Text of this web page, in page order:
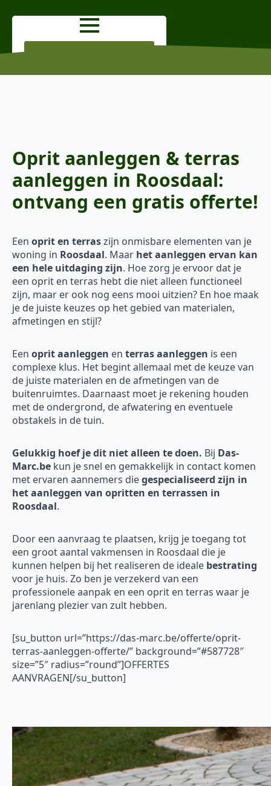
Oprit aanleggen & terras
aanleggen in Roosdaal:
ontvang een gratis offerte!
Een oprit en terraszijn onmisbare elementen van je
woning in Roosdaal. Maar het aanleggen ervan kan
een hele uitdaging zijn. Hoe zorg je ervoor dat je
een oprit en terras hebt die niet alleen functioneel
zijn, maar er ook nog eens mooi uitzien? En hoe maak
je de juiste keuzes op het gebied van materialen,
afmetingen en stijl?
Een oprit aanleggen en terras aanleggen is een
complexe klus. Het begint allemaal met de keuze van
de juiste materialen en de afmetingen van de
buitenruimtes. Daarnaast moet je rekening houden
met de ondergrond, de afwatering en eventuele
obstakels in de tuin.
Gelukkig hoef je dit niet alleen te doen. Bij Das-
Marc.be kun je snel en gemakkelijk in contact komen
met ervaren aannemers diegespecialiseerd zijn in
het aanleggen van opritten en terrassen in
Roosdaal.
Door een aanvraag te plaatsen, krijg je toegang tot
een groot aantal vakmensen in Roosdaal die je
kunnen helpen bij het realiseren de ideale bestrating
voor je huis. Zo ben je verzekerd van een
professionele aanpak en een oprit en terras waar je
jarenlang plezier van zult hebben.
[su_button url=”https://das-marc.be/offerte/oprit-
terras-aanleggen-offerte/” background=”#587728″
size=”5″ radius=”round”]OFFERTES
AANVRAGEN[/su_button]